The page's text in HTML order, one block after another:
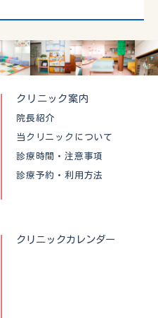
クリニック案内
院長紹介
当クリニックについて
診療時間・注意事項
診療予約・利用方法
クリニックカレンダー